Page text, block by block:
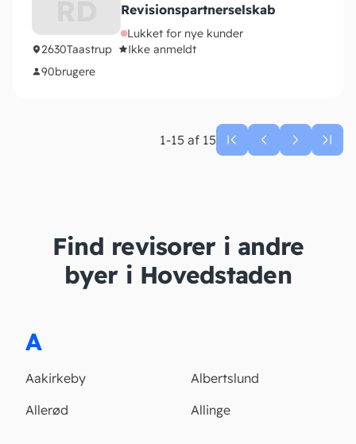
Revisionspartnerselskab
Lukket for nye kunder
2630Taastrup
Ikke anmeldt
90brugere
1-15 af 15
Find revisorer i andre
byer i Hovedstaden
A
Aakirkeby
Albertslund
Allerød
Allinge